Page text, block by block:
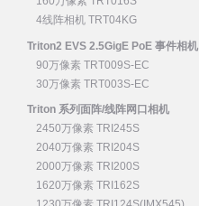
4线阵相机 TRT04KG
Triton2 EVS 2.5GigE PoE 事件相机
90万像素 TRT009S-EC
30万像素 TRT003S-EC
Triton 系列面阵/线阵网口相机
2450万像素 TRI245S
2040万像素 TRI204S
2000万像素 TRI200S
1620万像素 TRI162S